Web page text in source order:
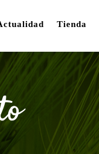
Tienda